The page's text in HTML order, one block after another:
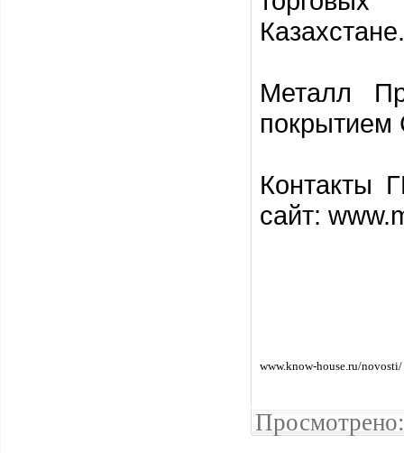
Казахстане.
Металл
покрытием
Контакты
сайт:
www.know-house.ru/novosti/